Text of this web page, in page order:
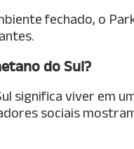
fechado, o
do Sul?
significa viver em
sociais